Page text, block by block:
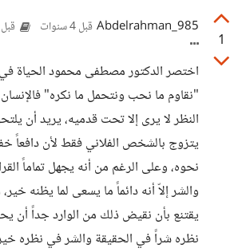
1
Abdelrahman_985 قبل 4 سنوات قبل 4 سنوات
اختصر الدكتور مصطفى محمود الحياة
"نقاوم ما نحب ونتحمل ما نكره"
النظر لا يرى إلا تحت قدميه، يريد أن
يتزوج بالشخص الفلاني فقط لأن دافعاً
نحوه، وعلى الرغم من أنه يجهل تماماً
والشر إلاّ أنه دائماً ما يسعى لما يظنه
يقتنع بأن نقيض ذلك من الوارد جداً أن
نظره شراً في الحقيقة والشر في نظره